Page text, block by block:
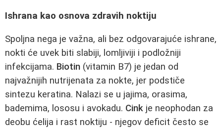
Ishrana kao osnova zdravih noktiju
Spoljna nega je važna, ali bez odgovarajuće ishrane,
nokti će uvek biti slabiji, lomljiviji i podložniji
infekcijama. Biotin (vitamin B7) je jedan od
najvažnijih nutrijenata za nokte, jer podstiče
sintezu keratina. Nalazi se u jajima, orasima,
bademima, lososu i avokadu. Cink je neophodan za
deobu ćelija i rast noktiju - njegov deficit često se